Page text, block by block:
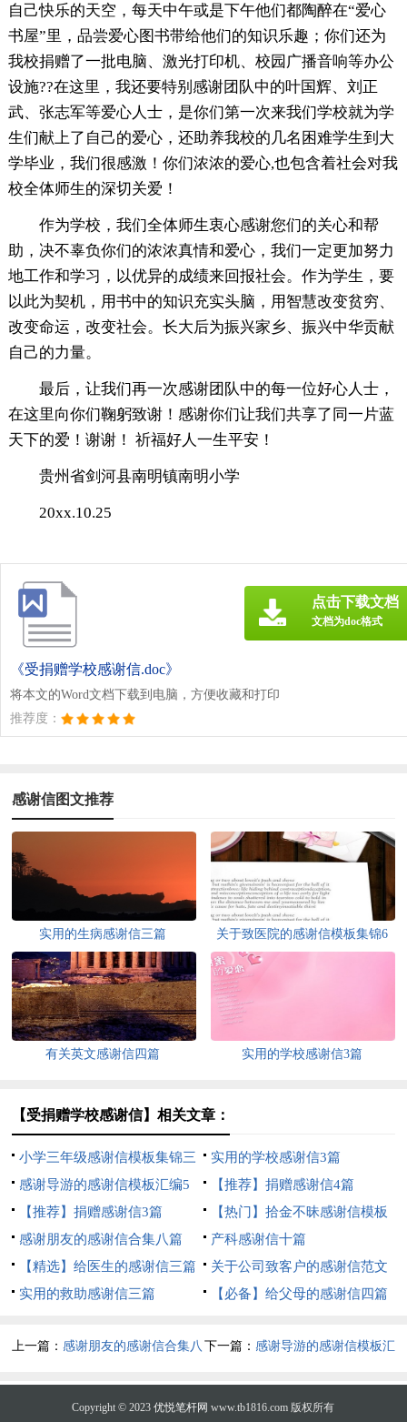
自己快乐的天空，每天中午或是下午他们都陶醉在“爱心
书屋”里，品尝爱心图书带给他们的知识乐趣；你们还为
我校捐赠了一批电脑、激光打印机、校园广播音响等办公
设施??在这里，我还要特别感谢团队中的叶国辉、刘正
武、张志军等爱心人士，是你们第一次来我们学校就为学
生们献上了自己的爱心，还助养我校的几名困难学生到大
学毕业，我们很感激！你们浓浓的爱心,也包含着社会对我
校全体师生的深切关爱！
作为学校，我们全体师生衷心感谢您们的关心和帮
助，决不辜负你们的浓浓真情和爱心，我们一定更加努力
地工作和学习，以优异的成绩来回报社会。作为学生，要
以此为契机，用书中的知识充实头脑，用智慧改变贫穷、
改变命运，改变社会。长大后为振兴家乡、振兴中华贡献
自己的力量。
最后，让我们再一次感谢团队中的每一位好心人士，
在这里向你们鞠躬致谢！感谢你们让我们共享了同一片蓝
天下的爱！谢谢！ 祈福好人一生平安！
贵州省剑河县南明镇南明小学
20xx.10.25
《受捐赠学校感谢信.doc》
将本文的Word文档下载到电脑，方便收藏和打印
推荐度：
点击下载文档
文档为doc格式
感谢信图文推荐
实用的生病感谢信三篇
关于致医院的感谢信模板集锦6
有关英文感谢信四篇 实用的学校感谢信3篇
【受捐赠学校感谢信】相关文章：
小学三年级感谢信模板集锦三
篇
实用的学校感谢信3篇
感谢导游的感谢信模板汇编5
篇
【推荐】捐赠感谢信4篇
【推荐】捐赠感谢信3篇
【热门】拾金不昧感谢信模板
合集四篇
感谢朋友的感谢信合集八篇
产科感谢信十篇
【精选】给医生的感谢信三篇
关于公司致客户的感谢信范文
六篇
实用的救助感谢信三篇 【必备】给父母的感谢信四篇
上一篇：感谢朋友的感谢信合集八 下一篇： 感谢导游的感谢信模板汇
Copyright © 2023优悦笔杆网 www.tb1816.com 版权所有